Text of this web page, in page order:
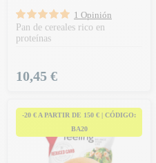
1 Opinión
Pan de cereales rico en
proteínas
Precio
10,45 €
-20 € A PARTIR DE 150 € | CÓDIGO:
BA20